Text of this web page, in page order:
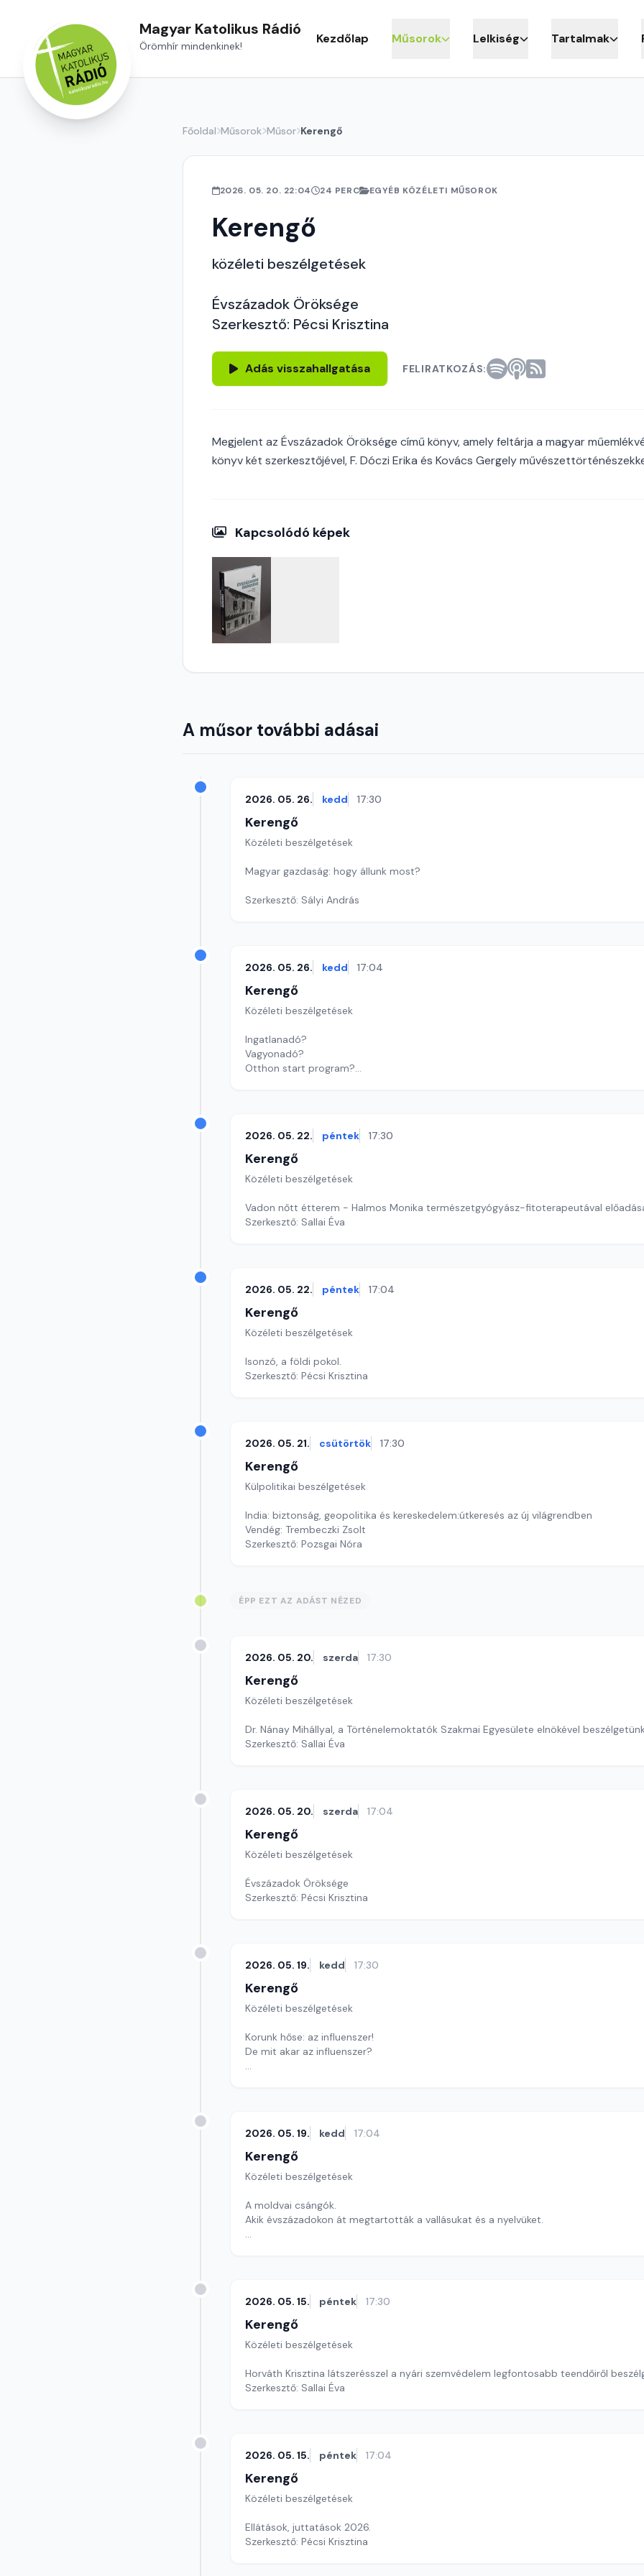
Magyar Katolikus Rádió
Örömhír mindenkinek! Kezdőlap Műsorok Lelkiség Tartalmak
Főoldal Műsorok Műsor Kerengő
2026. 05. 20. 22:04 24 PERC EGYÉB KÖZÉLETI MŰSOROK
Kerengő
közéleti beszélgetések
Évszázadok Öröksége
Szerkesztő: Pécsi Krisztina
Adás visszahallgatása FELIRATKOZÁS:
Megjelent az Évszázadok Öröksége című könyv, amely feltárja a magyar
könyv két szerkesztőjével, F. Dóczi Erika és Kovács Gergely
Kapcsolódó képek
A műsor további adásai
2026. 05. 26. kedd 17:30
Kerengő
Közéleti beszélgetések
Magyar gazdaság: hogy állunk most?
Szerkesztő: Sályi András
2026. 05. 26. kedd 17:04
Kerengő
Közéleti beszélgetések
Ingatlanadó?
Vagyonadó?
Otthon start program?
2026. 05. 22.
péntek 17:30
Kerengő
Közéleti beszélgetések
Vadon nőtt étterem - Halmos Monika természetgyógyász-fitoterapeutával
Szerkesztő: Sallai Éva
2026. 05. 22. péntek 17:04
Kerengő
Közéleti beszélgetések
Isonzó, a földi pokol.
Szerkesztő: Pécsi Krisztina
2026. 05. 21. csütörtök 17:30
Kerengő
Külpolitikai beszélgetések
India: biztonság, geopolitika és kereskedelem:útkeresés az új világrendben
Vendég: Trembeczki Zsolt
Szerkesztő: Pozsgai Nóra
ÉPP EZT AZ ADÁST NÉZED
2026. 05. 20. szerda 17:30
Kerengő
Közéleti beszélgetések
Dr. Nánay Mihállyal, a Történelemoktatók Szakmai Egyesülete elnökével
Szerkesztő: Sallai Éva
2026. 05. 20. szerda 17:04
Kerengő
Közéleti beszélgetések
Évszázadok Öröksége
Szerkesztő: Pécsi Krisztina
2026. 05. 19. kedd 17:30
Kerengő
Közéleti beszélgetések
Korunk hőse: az influenszer!
De mit akar az influenszer?
2026. 05. 19. kedd 17:04
Kerengő
Közéleti beszélgetések
A moldvai csángók.
Akik évszázadokon át megtartották a vallásukat és a nyelvüket.
2026. 05. 15. péntek 17:30
Kerengő
Közéleti beszélgetések
Horváth Krisztina látszerésszel a nyári szemvédelem legfontosabb teendőiről
Szerkesztő: Sallai Éva
2026. 05. 15. péntek 17:04
Kerengő
Közéleti beszélgetések
Ellátások, juttatások 2026.
Szerkesztő: Pécsi Krisztina